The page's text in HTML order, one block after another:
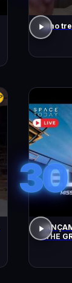
Olho
30
"THE